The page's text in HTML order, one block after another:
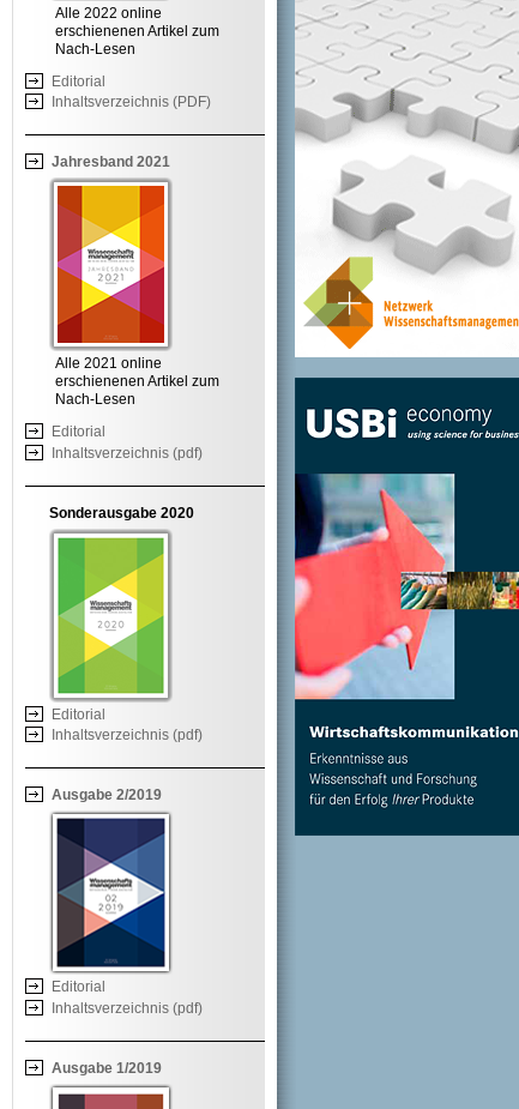
Alle 2022 online
erschienenen Artikel zum
Nach-Lesen
Editorial
Inhaltsverzeichnis (PDF)
Jahresband 2021
Alle 2021 online
erschienenen Artikel zum
Nach-Lesen
Editorial
Inhaltsverzeichnis (pdf)
Sonderausgabe 2020
Editorial
Inhaltsverzeichnis (pdf)
Ausgabe 2/2019
Editorial
Inhaltsverzeichnis (pdf)
Ausgabe 1/2019